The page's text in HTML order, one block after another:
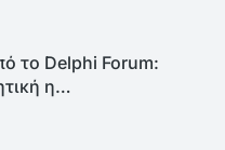
το Delphi Forum:
η…